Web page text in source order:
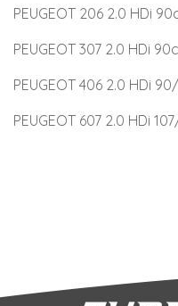
PEUGEOT 206 2.0 HDi
PEUGEOT 307 2.0 HDi
PEUGEOT 406 2.0 HDi
PEUGEOT 607 2.0 HDi